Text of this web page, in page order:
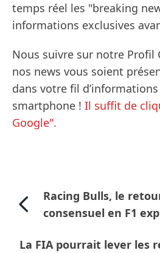
temps réel les "breaking
informations exclusives
Nous suivre sur notre Profil
nos news vous soient
dans votre fil
smartphone ! Il suffit de
Google".
Racing Bulls, le
consensuel en F1
La FIA pourrait lever les